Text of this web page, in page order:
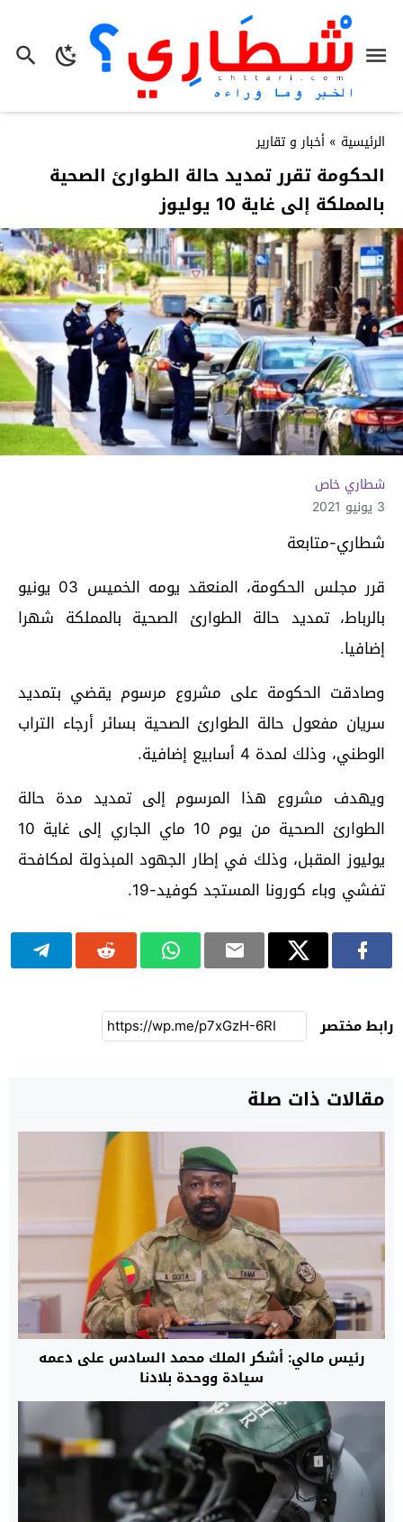
الرئيسية » أخبار و تقارير
الحكومة تقرر تمديد حالة الطوارئ الصحية
بالمملكة إلى غاية 10 يوليوز
شطاري خاص
3 يونيو 2021
شطاري-متابعة
قرر مجلس الحكومة، المنعقد يومه الخميس 03 يونيو
بالرباط، تمديد حالة الطوارئ الصحية بالمملكة شهرا
إضافيا.
وصادقت الحكومة على مشروع مرسوم يقضي بتمديد
سريان مفعول حالة الطوارئ الصحية بسائر أرجاء التراب
الوطني، وذلك لمدة 4 أسابيع إضافية.
ويهدف مشروع هذا المرسوم إلى تمديد مدة حالة
الطوارئ الصحية من يوم 10 ماي الجاري إلى غاية 10
يوليوز المقبل، وذلك في إطار الجهود المبذولة لمكافحة
تفشي وباء كورونا المستجد كوفيد-19.
رابط مختصر
مقالات ذات صلة
رئيس مالي: أشكر الملك محمد السادس على دعمه
سيادة ووحدة بلادنا